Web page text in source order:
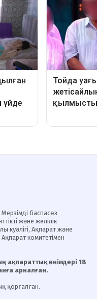
баспасөз
және желілік
куәлігі, Ақпарат және
Ақпарат комитетімен
ақпараттық өнімдері 18
арналған.
қорғалған.